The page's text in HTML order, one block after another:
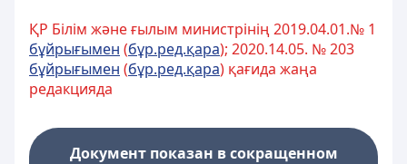
ҚР Білім және ғылым министрінің 2019.04.01.№ 1
бұйрығымен (бұр.ред.қара); 2020.14.05. № 203
бұйрығымен (бұр.ред.қара) қағида жаңа
редакцияда
Документ показан в сокращенном